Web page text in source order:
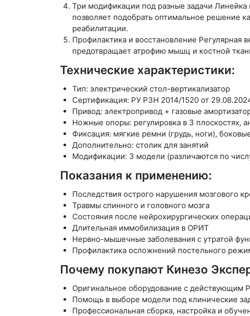
Три модификации под разные задачи Линейка
позволяет подобрать оптимальное решение
реабилитации.
Профилактика и восстановление Регулярная
предотвращает атрофию мышц и костной
Технические характеристики:
Тип: электрический стол-вертикализатор
Сертификация: РУ РЗН 2014/1520 от
Привод: электропривод + газовые
Ножные опоры: регулировка в 3 плоскостях,
Фиксация: мягкие ремни (грудь, ноги),
Дополнительно: столик для занятий
Модификации: 3 модели (различаются по
Показания к применению:
Последствия острого нарушения мозгового
Травмы спинного и головного мозга
Состояния после нейрохирургических
Длительная иммобилизация в ОРИТ
Нервно-мышечные заболевания с утратой
Профилактика осложнений постельного
Почему покупают Кинезо
Оригинальное оборудование с действующим
Помощь в выборе модели под клинические
Профессиональная сборка, настройка и